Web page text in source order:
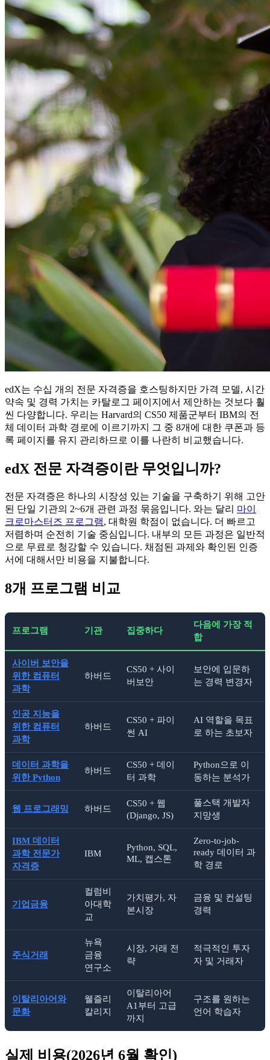
edX는 수십 개의 전문 자격증을 호스팅하지만 가격 모델, 시간
약속 및 경력 가치는 카탈로그 페이지에서 제안하는 것보다 훨
씬 다양합니다. 우리는 Harvard의 CS50 제품군부터 IBM의 전
체 데이터 과학 경로에 이르기까지 그 중 8개에 대한 쿠폰과 등
록 페이지를 유지 관리하므로 이를 나란히 비교했습니다.
edX 전문 자격증이란 무엇입니까?
전문 자격증은 하나의 시장성 있는 기술을 구축하기 위해 고안
된 단일 기관의 2~6개 관련 과정 묶음입니다. 와는 달리 마이
크로마스터즈 프로그램, 대학원 학점이 없습니다. 더 빠르고
저렴하며 순전히 기술 중심입니다. 내부의 모든 과정은 일반적
으로 무료로 청강할 수 있습니다. 채점된 과제와 확인된 인증
서에 대해서만 비용을 지불합니다.
8개 프로그램 비교
프로그램 기관 집중하다
다음에 가장 적
합
사이버 보안을
위한 컴퓨터
과학
하버드
CS50 + 사이
버보안
보안에 입문하
는 경력 변경자
인공 지능을
위한 컴퓨터
과학
하버드
CS50 + 파이
썬 AI
AI 역할을 목표
로 하는 초보자
데이터 과학을
위한 Python
하버드
CS50 + 데이
터 과학
Python으로 이
동하는 분석가
웹 프로그래밍 하버드
CS50 + 웹
(Django, JS)
풀스택 개발자
지망생
IBM 데이터
과학 전문가
자격증
IBM
Python, SQL,
ML, 캡스톤
Zero-to-job-
ready 데이터 과
학 경로
기업금융
컬럼비
아대학
교
가치평가, 자
본시장
금융 및 컨설팅
경력
주식거래
뉴욕
금융
연구소
시장, 거래 전
략
적극적인 투자
자 및 거래자
이탈리아어와
문화
웰즐리
칼리지
이탈리아어
A1부터 고급
까지
구조를 원하는
언어 학습자
실제 비용(2026년 6월 확인)